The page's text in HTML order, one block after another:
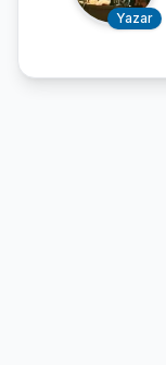
Yazar